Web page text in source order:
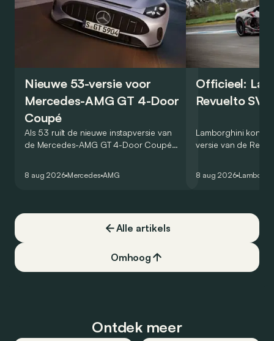
Nieuwe 53-versie voor
Mercedes-AMG GT 4-Door
Coupé
Als 53 ruilt de nieuwe instapversie van
de Mercedes-AMG GT 4-Door Coupé
8 aug 2026 Mercedes AMG
Officieel:
Revuelto SV
Lamborghini
versie van de
een record voor
8 aug 2026
Alle artikels
Omhoog
Ontdek meer